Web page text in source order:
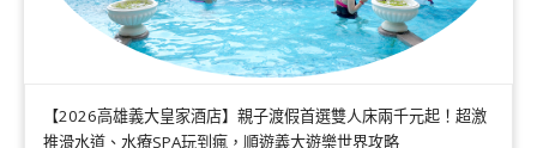
【2026高雄義大皇家酒店】親子渡假首選雙人床兩千元起！超激
推滑水道、水療SPA玩到瘋，順遊義大遊樂世界攻略